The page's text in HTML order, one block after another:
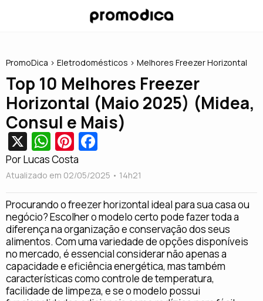
PromoDica > Eletrodomésticos > Melhores Freezer Horizontal
Top 10 Melhores Freezer
Horizontal (Maio 2025) (Midea,
Consul e Mais)
X W
h
at
s
A
p
p
Pi
nt
er
e
st
e
b
o
o
k
Por Lucas Costa
Atualizado em 02/05/2025 • 14h21
Procurando o freezer horizontal ideal para sua casa ou
negócio? Escolher o modelo certo pode fazer toda a
diferença na organização e conservação dos seus
alimentos. Com uma variedade de opções disponíveis
no mercado, é essencial considerar não apenas a
capacidade e eficiência energética, mas também
características como controle de temperatura,
facilidade de limpeza, e se o modelo possui